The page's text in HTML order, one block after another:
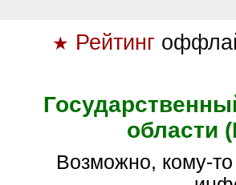
★ Рейтинг
области
Возможно, кому-то пригодится следующая